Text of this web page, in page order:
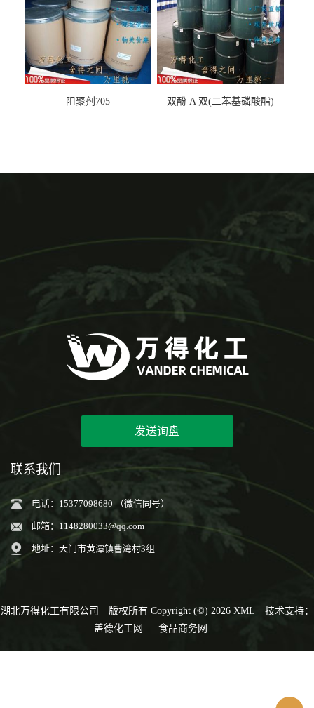
阻聚剂705 双酚 A 双(二苯基磷酸酯)
发送询盘
联系我们
电话：15377098680 （微信同号）
邮箱： 1148280033@qq.com
地址：天门市黄潭镇曹湾村3组
湖北万得化工有限公司 版权所有 Copyright (©) 2026 XML
技术支持：
盖德化工网
食品商务网